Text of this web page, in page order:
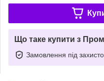
Що таке купити з
Замовлення під